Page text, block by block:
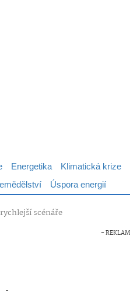
Energetika Klimatická krize
Úspora energií
scénáře